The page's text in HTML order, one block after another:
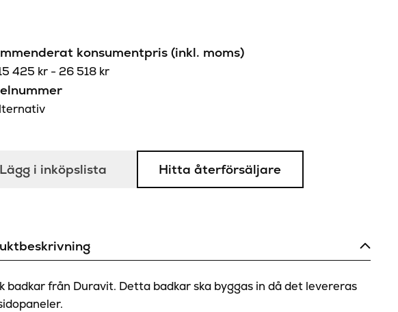
konsumentpris (inkl. moms)
425 kr - 26 518 kr
Lägg i inköpslista Hitta återförsäljare
badkar från Duravit. Detta badkar ska byggas in då det levereras